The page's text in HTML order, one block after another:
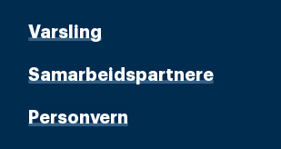
Varsling
Samarbeidspartnere
Personvern